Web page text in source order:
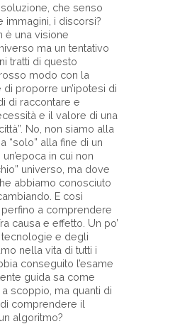
che senso
immagini, i discorsi?
è una visione
ma un tentativo
tratti di questo
modo con la
proporre un’ipotesi di
di raccontare e
e il valore di una
No, non siamo alla
“solo” alla fine di un
in cui non
universo, ma dove
abbiamo conosciuto
E così
a comprendere
causa e effetto. Un po’
e degli
nella vita di tutti i
conseguito l’esame
guida sa come
scoppio, ma quanti di
comprendere il
algoritmo?